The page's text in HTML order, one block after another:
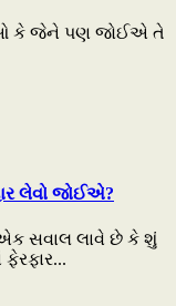
કે જેને પણ જોઈએ તે
લેવો જોઈએ?
એક સવાલ લાવે છે કે શું